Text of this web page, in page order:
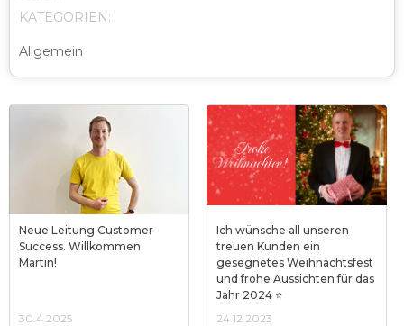
KATEGORIEN:
Allgemein
Neue Leitung Customer
Success. Willkommen
Martin!
30.4.2025
Ich wünsche all unseren
treuen Kunden ein
gesegnetes Weihnachtsfest
und frohe Aussichten für das
Jahr 2024 ⭐
24.12.2023